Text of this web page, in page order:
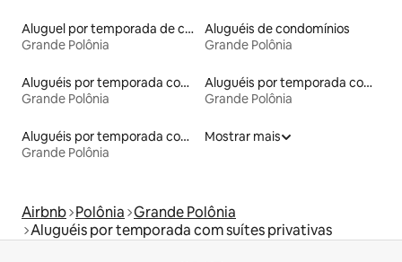
Aluguel por temporada de casas de hóspedes
Grande Polônia
Aluguéis de condomínios
Grande Polônia
Aluguéis por temporada com acesso ao lago
Grande Polônia
Aluguéis por temporada com cama de altura acessível
Grande Polônia
Aluguéis por temporada com café da manhã
Grande Polônia
Mostrar mais
Airbnb Polônia Grande Polônia
Aluguéis por temporada com suítes privativas